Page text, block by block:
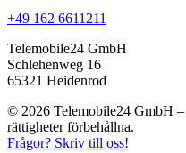
+49 162 6611211
Telemobile24 GmbH
Schlehenweg 16
65321 Heidenrod
© 2026 Telemobile24 GmbH
rättigheter förbehållna.
Frågor? Skriv till oss!